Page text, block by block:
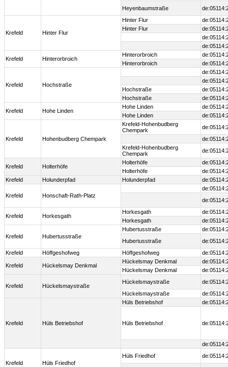
Heyenbaumstraße
Krefeld Hinter Flur
Hinter Flur
Hinter Flur
Krefeld Hinterorbroich
Hinterorbroich
Hinterorbroich
Krefeld Hochstraße
Hochstraße
Hochstraße
Krefeld Hohe Linden
Hohe Linden
Hohe Linden
Krefeld Hohenbudberg Chempark
Krefeld-Hohenbudberg
Chempark
Krefeld-Hohenbudberg
Chempark
Krefeld Holterhöfe
Holterhöfe
Holterhöfe
Krefeld
Holunderpfad Holunderpfad
Krefeld Honschaft-Rath-Platz
Krefeld Horkesgath
Horkesgath
Horkesgath
Krefeld Hubertusstraße
Hubertusstraße
Hubertusstraße
Krefeld
Höffgeshofweg Höffgeshofweg
Krefeld Hückelsmay Denkmal
Hückelsmay Denkmal
Hückelsmay Denkmal
Krefeld Hückelsmaystraße
Hückelsmaystraße
Hückelsmaystraße
Krefeld Hüls Betriebshof
Hüls Betriebshof
Hüls Betriebshof
Krefeld Hüls Friedhof
Hüls Friedhof